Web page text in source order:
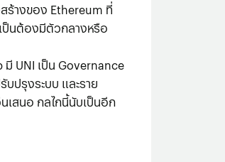
ร้างของ Ethereum ที่
ป็นต้องมีตัวกลางหรือ
UNI เป็น Governance
ปรุงระบบ และราย
เสนอ กลไกนี้นับเป็นอีก